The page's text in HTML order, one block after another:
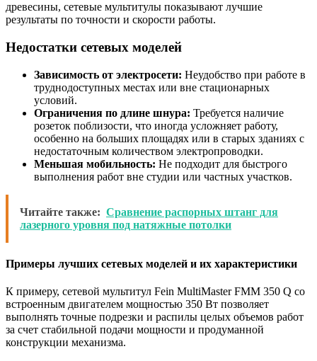
древесины, сетевые мультитулы показывают лучшие
результаты по точности и скорости работы.
Недостатки сетевых моделей
Зависимость от электросети: Неудобство при работе в
труднодоступных местах или вне стационарных
условий.
Ограничения по длине шнура: Требуется наличие
розеток поблизости, что иногда усложняет работу,
особенно на больших площадях или в старых зданиях с
недостаточным количеством электропроводки.
Меньшая мобильность: Не подходит для быстрого
выполнения работ вне студии или частных участков.
Читайте также: Сравнение распорных штанг для
лазерного уровня под натяжные потолки
Примеры лучших сетевых моделей и их характеристики
К примеру, сетевой мультитул Fein MultiMaster FMM 350 Q со
встроенным двигателем мощностью 350 Вт позволяет
выполнять точные подрезки и распилы целых объемов работ
за счет стабильной подачи мощности и продуманной
конструкции механизма.